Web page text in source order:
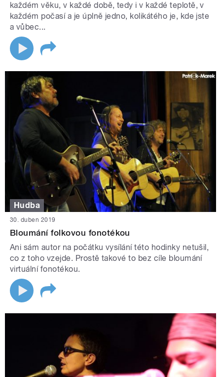
každém věku, v každé době, tedy i v každé teplotě, v
každém počasí a je úplně jedno, kolikátého je, kde jste
a vůbec...
Hudba
30. duben 2019
Bloumání folkovou fonotékou
Ani sám autor na počátku vysílání této hodinky netušil,
co z toho vzejde. Prostě takové to bez cíle bloumání
virtuální fonotékou.